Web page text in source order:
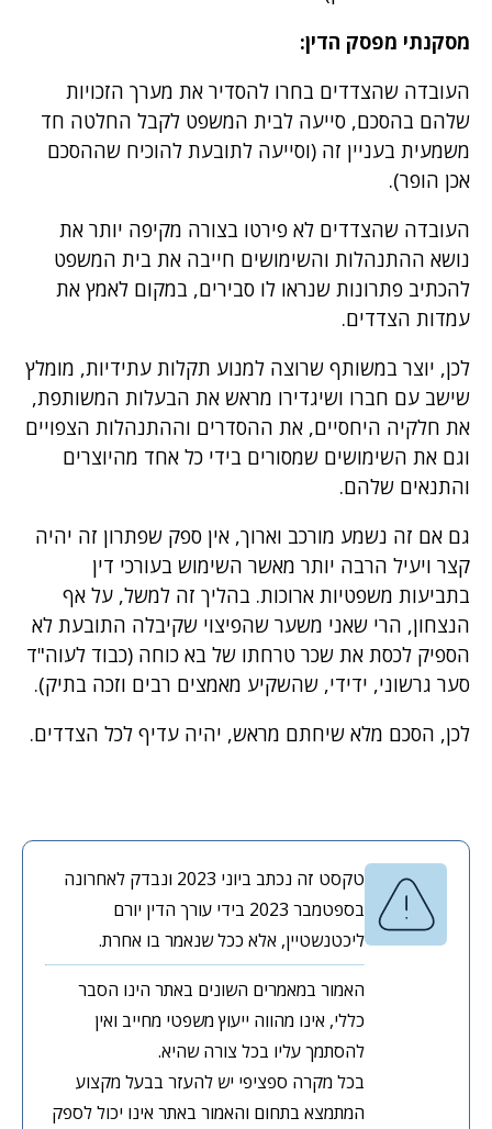
מסקנתי מפסק הדין:
העובדה שהצדדים בחרו להסדיר את מערך הזכויות
שלהם בהסכם, סייעה לבית המשפט לקבל החלטה חד
משמעית בעניין זה (וסייעה לתובעת להוכיח שההסכם
אכן הופר).
העובדה שהצדדים לא פירטו בצורה מקיפה יותר את
נושא ההתנהלות והשימושים חייבה את בית המשפט
להכתיב פתרונות שנראו לו סבירים, במקום לאמץ את
עמדות הצדדים.
לכן, יוצר במשותף שרוצה למנוע תקלות עתידיות, מומלץ
שישב עם חברו ושיגדירו מראש את הבעלות המשותפת,
את חלקיה היחסיים, את ההסדרים וההתנהלות הצפויים
וגם את השימושים שמסורים בידי כל אחד מהיוצרים
והתנאים שלהם.
גם אם זה נשמע מורכב וארוך, אין ספק שפתרון זה יהיה
קצר ויעיל הרבה יותר מאשר השימוש בעורכי דין
בתביעות משפטיות ארוכות. בהליך זה למשל, על אף
הנצחון, הרי שאני משער שהפיצוי שקיבלה התובעת לא
הספיק לכסת את שכר טרחתו של בא כוחה (כבוד לעוה"ד
סער גרשוני, ידידי, שהשקיע מאמצים רבים וזכה בתיק).
לכן, הסכם מלא שיחתם מראש, יהיה עדיף לכל הצדדים.
טקסט זה נכתב ביוני 2023 ונבדק לאחרונה
בספטמבר 2023 בידי עורך הדין יורם
ליכטנשטיין, אלא ככל שנאמר בו אחרת.
האמור במאמרים השונים באתר הינו הסבר
כללי, אינו מהווה ייעוץ משפטי מחייב ואין
להסתמך עליו בכל צורה שהיא.
בכל מקרה ספציפי יש להעזר בבעל מקצוע
המתמצא בתחום והאמור באתר אינו יכול לספק